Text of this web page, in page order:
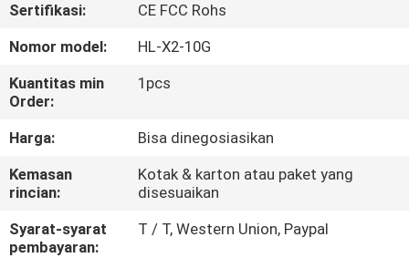
TUR
PABRIK
KONTROL
KUALITAS
HUBUNGI
KAMI
Sertifikasi:
CE FCC Rohs
Nomor model:
HL-X2-10G
Kuantitas min
Order:
1pcs
Harga:
Bisa dinegosiasikan
Kemasan
rincian:
Kotak & karton atau paket yang
disesuaikan
Syarat-syarat
pembayaran:
T / T, Western Union, Paypal